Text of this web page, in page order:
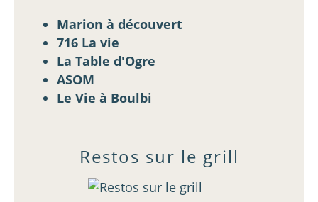
Restos sur le grill
Marion à découvert
716 La vie
La Table d'Ogre
ASOM
Le Vie à Boulbi